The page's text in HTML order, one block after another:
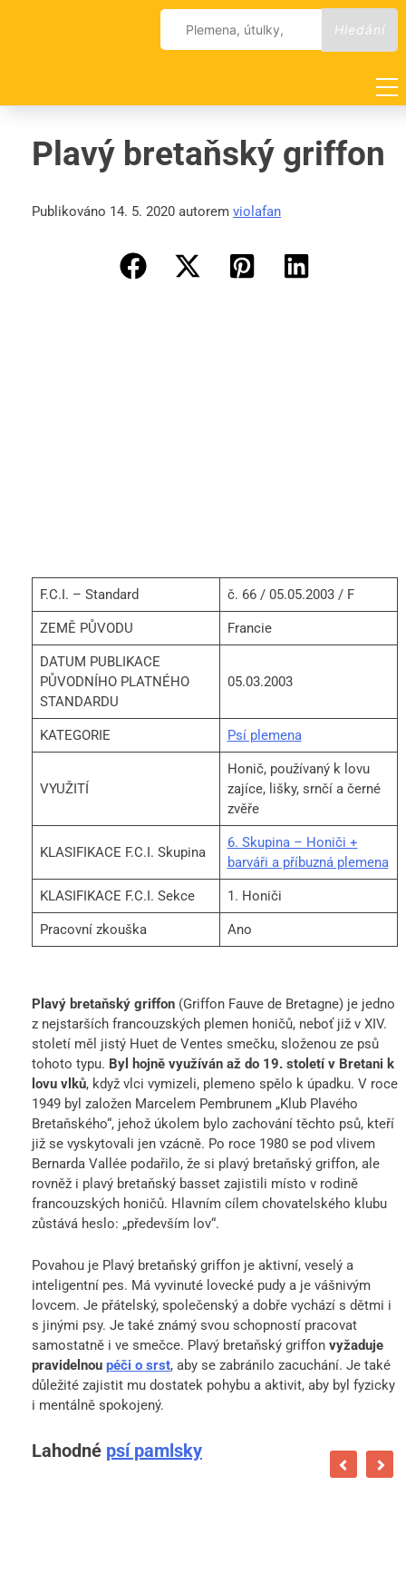
Plavý bretaňský griffon
Publikováno 14. 5. 2020 autorem violafan
F.C.I. – Standard č. 66 / 05.05.2003 / F
ZEMĚ PŮVODU Francie
DATUM PUBLIKACE
PŮVODNÍHO PLATNÉHO
STANDARDU
05.03.2003
KATEGORIE Psí plemena
VYUŽITÍ
Honič, používaný k lovu
zajíce, lišky, srnčí a černé
zvěře
KLASIFIKACE F.C.I. Skupina
6. Skupina – Honiči +
barváři a příbuzná plemena
KLASIFIKACE F.C.I. Sekce 1. Honiči
Pracovní zkouška Ano
Plavý bretaňský griffon (Griffon Fauve de Bretagne) je jedno
z nejstarších francouzských plemen honičů, neboť již v XIV.
století měl jistý Huet de Ventes smečku, složenou ze psů
tohoto typu. Byl hojně využíván až do 19. století v Bretani k
lovu vlků, když vlci vymizeli, plemeno spělo k úpadku. V roce
1949 byl založen Marcelem Pembrunem „Klub Plavého
Bretaňského“, jehož úkolem bylo zachování těchto psů, kteří
již se vyskytovali jen vzácně. Po roce 1980 se pod vlivem
Bernarda Vallée podařilo, že si plavý bretaňský griffon, ale
rovněž i plavý bretaňský basset zajistili místo v rodině
francouzských honičů. Hlavním cílem chovatelského klubu
zůstává heslo: „především lov“.
Povahou je Plavý bretaňský griffon je aktivní, veselý a
inteligentní pes. Má vyvinuté lovecké pudy a je vášnivým
lovcem. Je přátelský, společenský a dobře vychází s dětmi i
s jinými psy. Je také známý svou schopností pracovat
samostatně i ve smečce. Plavý bretaňský griffon vyžaduje
pravidelnou péči o srst, aby se zabránilo zacuchání. Je také
důležité zajistit mu dostatek pohybu a aktivit, aby byl fyzicky
i mentálně spokojený.
Lahodné psí pamlsky